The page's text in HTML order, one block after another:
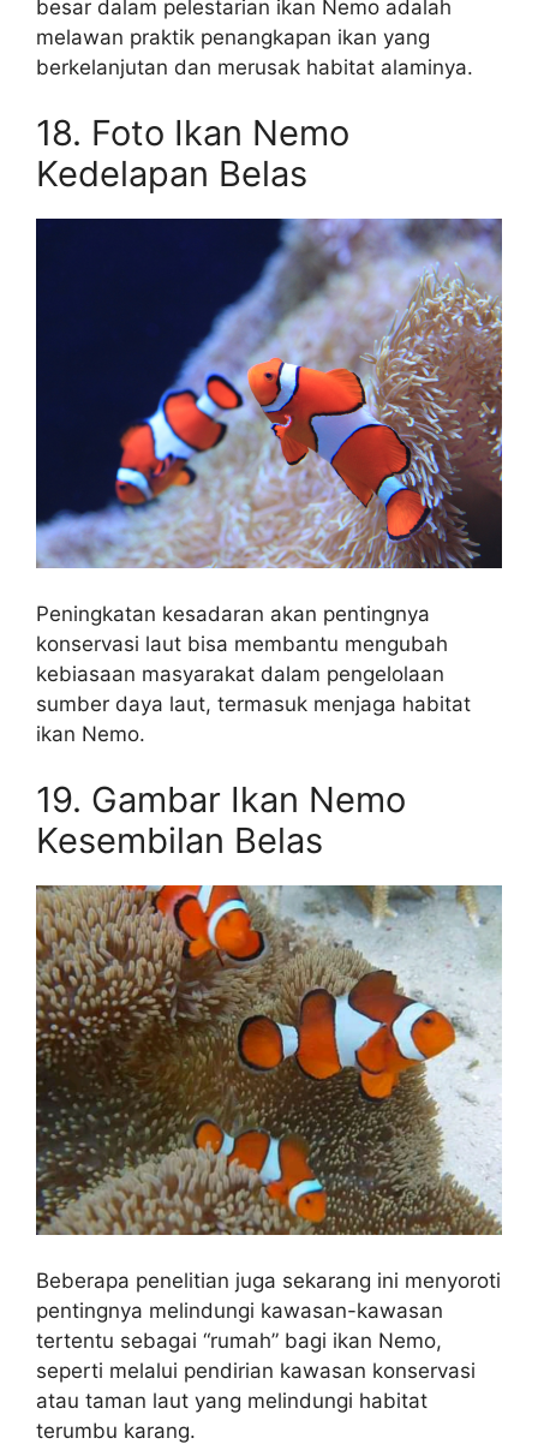
besar dalam pelestarian ikan Nemo adalah
melawan praktik penangkapan ikan yang
berkelanjutan dan merusak habitat alaminya.
18. Foto Ikan Nemo
Kedelapan Belas
Peningkatan kesadaran akan pentingnya
konservasi laut bisa membantu mengubah
kebiasaan masyarakat dalam pengelolaan
sumber daya laut, termasuk menjaga habitat
ikan Nemo.
19. Gambar Ikan Nemo
Kesembilan Belas
Beberapa penelitian juga sekarang ini menyoroti
pentingnya melindungi kawasan-kawasan
tertentu sebagai “rumah” bagi ikan Nemo,
seperti melalui pendirian kawasan konservasi
atau taman laut yang melindungi habitat
terumbu karang.